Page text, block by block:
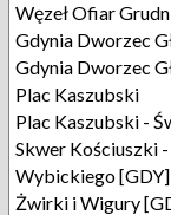
Węzeł Ofiar
Gdynia Dworzec
Gdynia Dworzec
Plac Kaszubski
Plac Kaszubski -
Skwer Kościuszki
Wybickiego [GDY]
Żwirki i Wigury